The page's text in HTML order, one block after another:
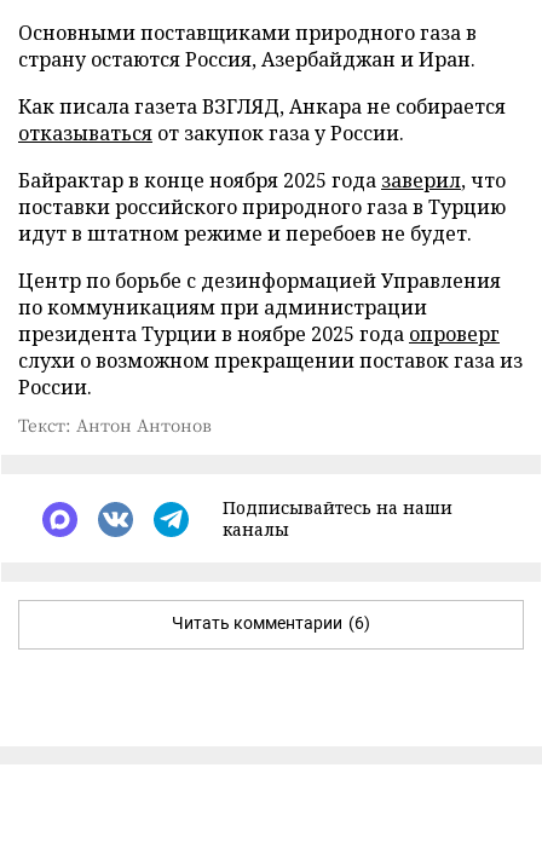
Основными поставщиками природного газа в
страну остаются Россия, Азербайджан и Иран.
Как писала газета ВЗГЛЯД, Анкара не собирается
отказываться от закупок газа у России.
Байрактар в конце ноября 2025 года заверил, что
поставки российского природного газа в Турцию
идут в штатном режиме и перебоев не будет.
Центр по борьбе с дезинформацией Управления
по коммуникациям при администрации
президента Турции в ноябре 2025 года опроверг
слухи о возможном прекращении поставок газа из
России.
Текст: Антон Антонов
Подписывайтесь на наши
каналы
Читать комментарии (6)